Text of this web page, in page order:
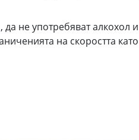
не употребяват алкохол
на скоростта